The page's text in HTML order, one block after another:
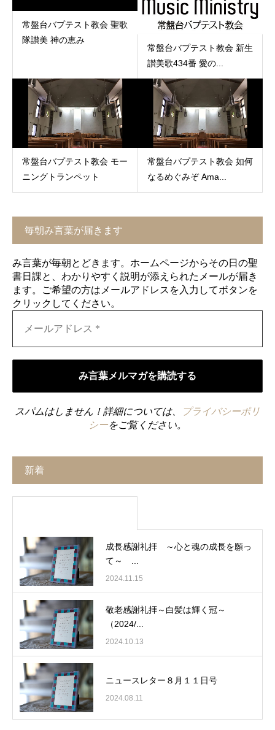
常盤台バプテスト教会 聖歌
隊讃美 神の恵み
常盤台バプテスト教会 新生
讃美歌434番 愛の...
常盤台バプテスト教会 モー
ニングトランペット
常盤台バプテスト教会 如何
なるめぐみぞ Ama...
毎朝み言葉が届きます
み言葉が毎朝とどきます。ホームページからその日の聖
書日課と、わかりやすく説明が添えられたメールが届き
ます。ご希望の方はメールアドレスを入力してボタンを
クリックしてください。
スパムはしません！詳細については、
プライバシーポリ
シーをご覧ください。
新着
成長感謝礼拝 ～心と魂の成長を願っ
て～ ...
2024.11.15
敬老感謝礼拝～白髪は輝く冠～
（2024/...
2024.10.13
ニュースレター８月１１日号
2024.08.11